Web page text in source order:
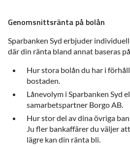
Genomsnittsränta på bolån
Sparbanken Syd erbjuder
där din ränta bland annat baseras
Hur stora bolån du har i
bostaden.
Lånevolym i Sparbanken Syd
samarbetspartner Borgo AB.
Hur stor del av dina övriga
Ju fler bankaffärer du väljer
lägre kan din ränta bli.